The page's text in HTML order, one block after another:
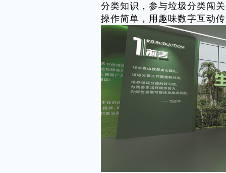
分类知识，参与垃圾分类闯
操作简单，用趣味数字互动